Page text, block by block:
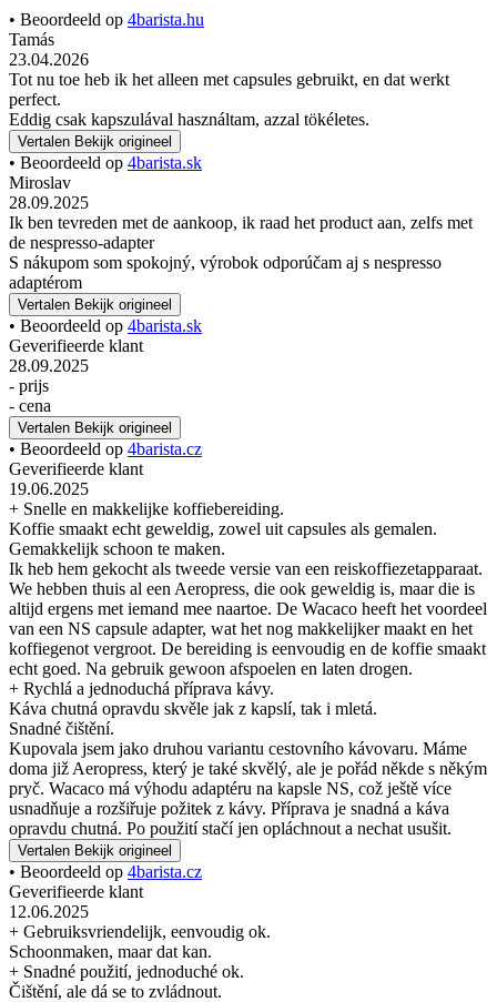
• Beoordeeld op 4barista.hu
Tamás
23.04.2026
Tot nu toe heb ik het alleen met capsules gebruikt, en dat werkt
perfect.
Eddig csak kapszulával használtam, azzal tökéletes.
Vertalen Bekijk origineel
• Beoordeeld op 4barista.sk
Miroslav
28.09.2025
Ik ben tevreden met de aankoop, ik raad het product aan, zelfs met
de nespresso-adapter
S nákupom som spokojný, výrobok odporúčam aj s nespresso
adaptérom
Vertalen Bekijk origineel
• Beoordeeld op 4barista.sk
Geverifieerde klant
28.09.2025
- prijs
- cena
Vertalen Bekijk origineel
• Beoordeeld op 4barista.cz
Geverifieerde klant
19.06.2025
+ Snelle en makkelijke koffiebereiding.
Koffie smaakt echt geweldig, zowel uit capsules als gemalen.
Gemakkelijk schoon te maken.
Ik heb hem gekocht als tweede versie van een reiskoffiezetapparaat.
We hebben thuis al een Aeropress, die ook geweldig is, maar die is
altijd ergens met iemand mee naartoe. De Wacaco heeft het voordeel
van een NS capsule adapter, wat het nog makkelijker maakt en het
koffiegenot vergroot. De bereiding is eenvoudig en de koffie smaakt
echt goed. Na gebruik gewoon afspoelen en laten drogen.
+ Rychlá a jednoduchá příprava kávy.
Káva chutná opravdu skvěle jak z kapslí, tak i mletá.
Snadné čištění.
Kupovala jsem jako druhou variantu cestovního kávovaru. Máme
doma již Aeropress, který je také skvělý, ale je pořád někde s někým
pryč. Wacaco má výhodu adaptéru na kapsle NS, což ještě více
usnadňuje a rozšiřuje požitek z kávy. Příprava je snadná a káva
opravdu chutná. Po použití stačí jen opláchnout a nechat usušit.
Vertalen Bekijk origineel
• Beoordeeld op 4barista.cz
Geverifieerde klant
12.06.2025
+ Gebruiksvriendelijk, eenvoudig ok.
Schoonmaken, maar dat kan.
+ Snadné použití, jednoduché ok.
Čištění, ale dá se to zvládnout.